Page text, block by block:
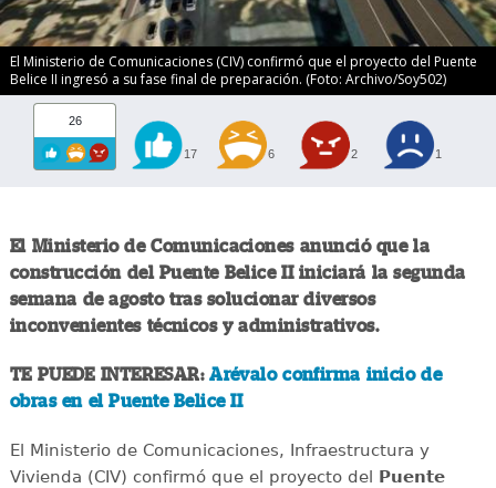
El Ministerio de Comunicaciones (CIV) confirmó que el proyecto del Puente
Belice II ingresó a su fase final de preparación. (Foto: Archivo/Soy502)
26
17 6 2 1
El Ministerio de Comunicaciones anunció que la
construcción del Puente Belice II iniciará la segunda
semana de agosto tras solucionar diversos
inconvenientes técnicos y administrativos.
TE PUEDE INTERESAR:Arévalo confirma inicio de
obras en el Puente Belice II
El Ministerio de Comunicaciones, Infraestructura y
Vivienda (CIV) confirmó que el proyecto del Puente